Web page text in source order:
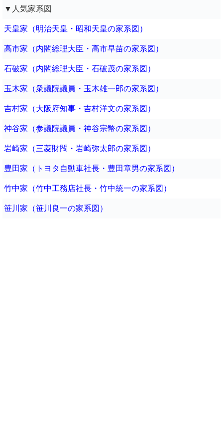
▼人気家系図
天皇家（明治天皇・昭和天皇の家系図）
高市家（内閣総理大臣・高市早苗の家系図）
石破家（内閣総理大臣・石破茂の家系図）
玉木家（衆議院議員・玉木雄一郎の家系図）
吉村家（大阪府知事・吉村洋文の家系図）
神谷家（参議院議員・神谷宗幣の家系図）
岩崎家（三菱財閥・岩崎弥太郎の家系図）
豊田家（トヨタ自動車社長・豊田章男の家系図）
竹中家（竹中工務店社長・竹中統一の家系図）
笹川家（笹川良一の家系図）